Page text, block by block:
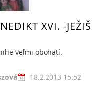
XVI. -JEŽIŠ
veľmi obohatí.
18.2.2013 15:52